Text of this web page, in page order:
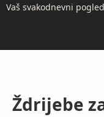
Vaš svakodnevni
Ždrijebe